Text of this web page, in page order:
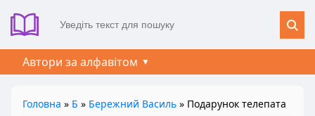
Автори за алфавітом
Головна » Б » Бережний Василь » Подарунок телепата